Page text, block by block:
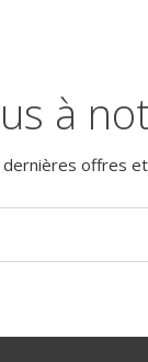
à
dernières offres